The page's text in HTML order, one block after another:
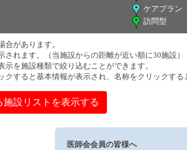
ケアプラン
訪問型
合があります。
されます。（当施設からの距離が近い順に30施設）
示を施設種類で絞り込むことができます。
クすると基本情報が表示され、名称をクリックする
設リストを表示する
医師会会員の皆様へ